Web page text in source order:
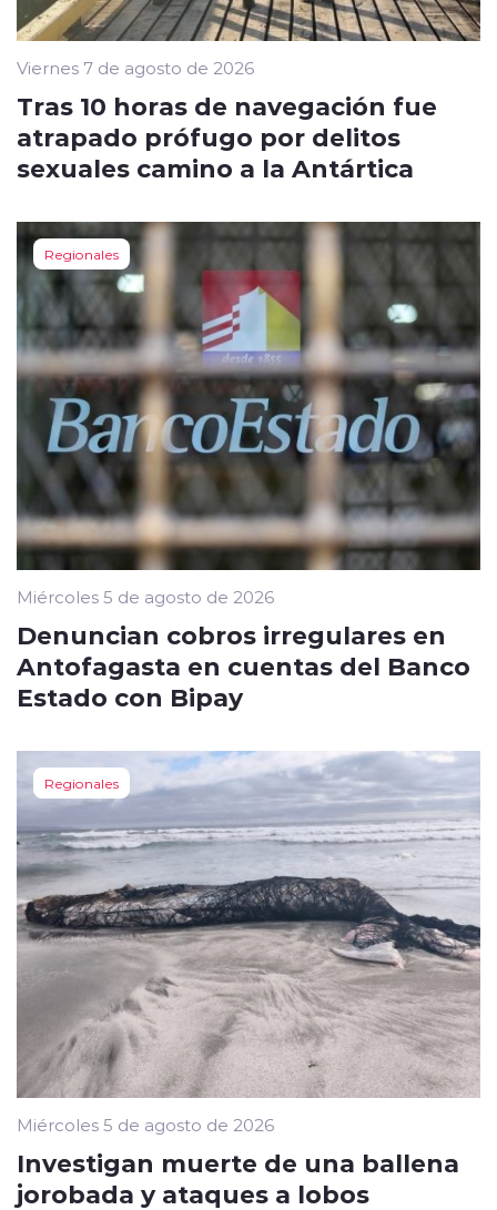
Viernes 7 de agosto de 2026
Tras 10 horas de navegación fue
atrapado prófugo por delitos
sexuales camino a la Antártica
Regionales
Miércoles 5 de agosto de 2026
Denuncian cobros irregulares en
Antofagasta en cuentas del Banco
Estado con Bipay
Regionales
Miércoles 5 de agosto de 2026
Investigan muerte de una ballena
jorobada y ataques a lobos